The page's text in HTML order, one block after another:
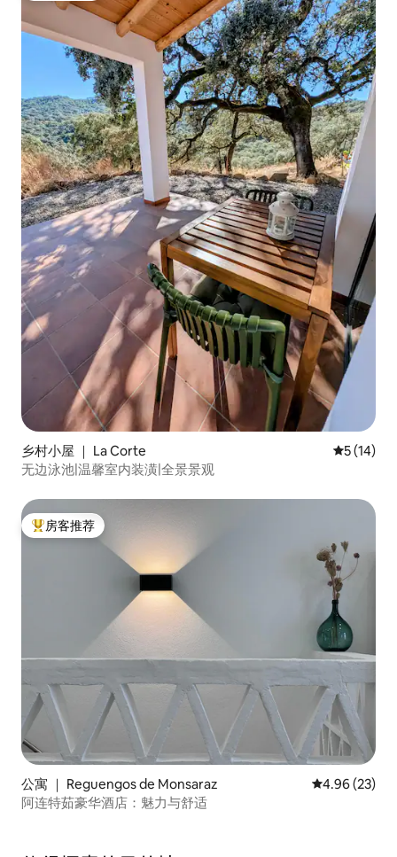
乡村小屋 ｜ La Corte 平均评分
5 (14)
无边泳池|温馨室内装潢|全景景观
热门「房客推荐」
房客推荐
公寓 ｜ Reguengos de Monsaraz 平均评分
4.96 (23)
阿连特茹豪华酒店：魅力与舒适